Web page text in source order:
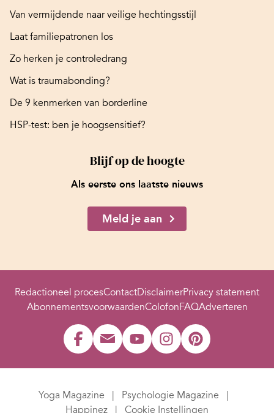
Van vermijdende naar veilige hechtingsstijl
Laat familiepatronen los
Zo herken je controledrang
Wat is traumabonding?
De 9 kenmerken van borderline
HSP-test: ben je hoogsensitief?
Blijf op de hoogte
Als eerste ons laatste nieuws
Meld je aan
Redactioneel procesContactDisclaimerPrivacy statement
AbonnementsvoorwaardenColofonFAQAdverteren
Yoga Magazine
Psychologie Magazine
Happinez
Cookie Instellingen